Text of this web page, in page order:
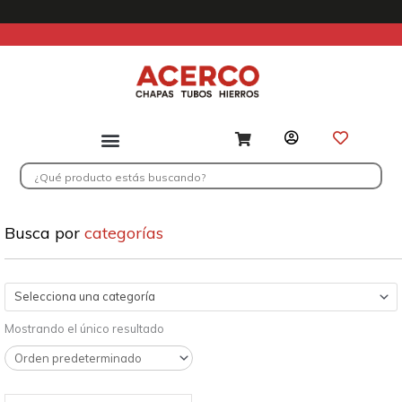
al
contenido
Search
...
Busca por categorías
Selecciona una categoría
Mostrando el único resultado